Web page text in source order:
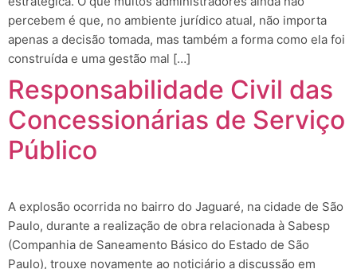
percebem é que, no ambiente jurídico atual, não importa
apenas a decisão tomada, mas também a forma como ela foi
construída e uma gestão mal […]
Responsabilidade Civil das
Concessionárias de Serviço
Público
A explosão ocorrida no bairro do Jaguaré, na cidade de São
Paulo, durante a realização de obra relacionada à Sabesp
(Companhia de Saneamento Básico do Estado de São
Paulo), trouxe novamente ao noticiário a discussão em